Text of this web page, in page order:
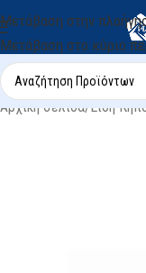
Μετάβαση στην
Μετάβαση στο κύριο
Αρχική σελίδα/Είδη